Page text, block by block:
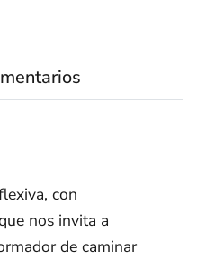
con
nos invita a
de caminar